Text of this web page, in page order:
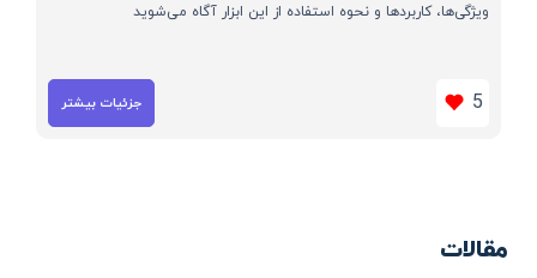
ویژگی‌ها، کاربردها و نحوه استفاده از این ابزار آگاه می‌شوید
5 جزئیات بیشتر
مقالات